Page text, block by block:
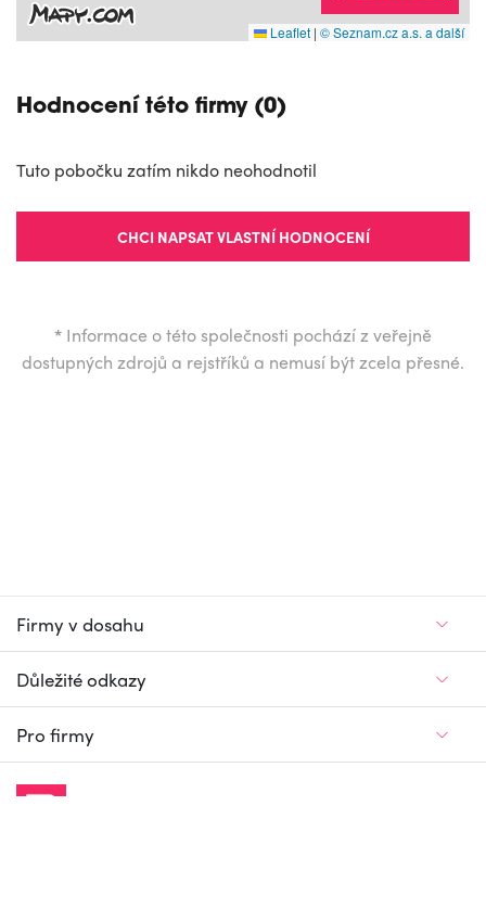
Leaflet | © Seznam.cz a.s. a další
Hodnocení této firmy (0)
Tuto pobočku zatím nikdo neohodnotil
CHCI NAPSAT VLASTNÍ HODNOCENÍ
* Informace o této společnosti pochází z veřejně
dostupných zdrojů a rejstříků a nemusí být zcela přesné.
Firmy v dosahu
Důležité odkazy
Pro firmy